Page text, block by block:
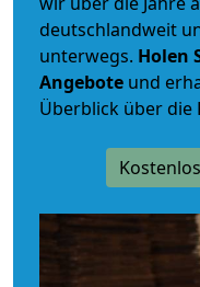
deutschlandweit
unterwegs. Holen
Angebote und
Überblick über die